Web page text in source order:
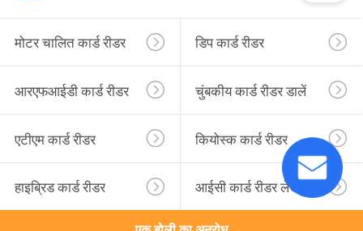
मोटर चालित कार्ड रीडर डिप कार्ड रीडर
आरएफआईडी कार्ड रीडर चुंबकीय कार्ड रीडर डालें
एटीएम कार्ड रीडर कियोस्क कार्ड रीडर
हाइब्रिड कार्ड रीडर आईसी कार्ड रीडर लेखक